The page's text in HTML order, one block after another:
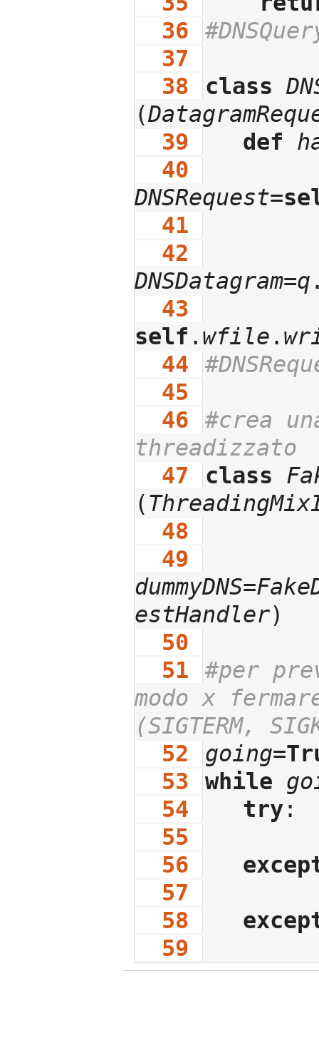
  36
  37
  38
class
(
  39
def
  40
DNSRequest=
  41
  42
DNSDatagram=q
  43
self . wfile .
  44
  45
  46
#crea
threadizzato
  47
class
(
  48
  49
dummyDNS=
estHandler)
  50
  51
#per
modo x
(SIGTERM,
  52
going=
  53
while
  54
try:
  55
  56
  57
  58
  59